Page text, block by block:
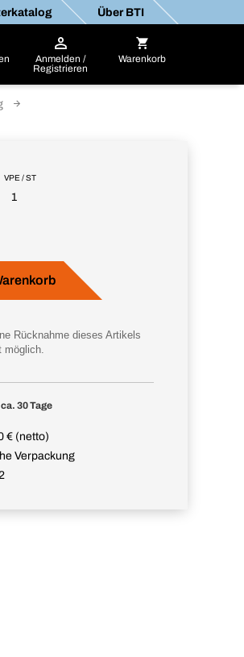
Über BTI
Anmelden /
Registrieren
Warenkorb
VPE / ST
1
Rücknahme dieses Artikels
möglich.
30 Tage
€ (netto)
Verpackung